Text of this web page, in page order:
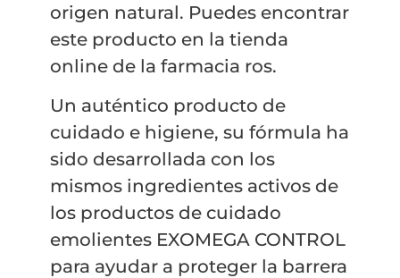
origen natural. Puedes encontrar
este producto en la tienda
online de la farmacia ros.
Un auténtico producto de
cuidado e higiene, su fórmula ha
sido desarrollada con los
mismos ingredientes activos de
los productos de cuidado
emolientes EXOMEGA CONTROL
para ayudar a proteger la barrera